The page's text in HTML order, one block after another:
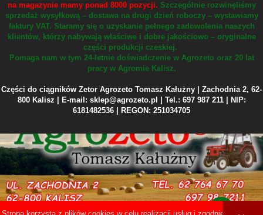
na magazynie mamy ponad 8000 pozycji. Szczególnie rozwinęliśmy
sprzedaż wysyłkową – dostawa na drugi dzień roboczy – wystawiamy
faktury VAT. Staramy się o uzyskanie pełnego zadowolenia naszych
klientów, którzy nabywają właściwe i dobre jakościowo – oryginalne
części produkcji czeskiej.
Pomaga nam w tym 24-letnie doświadczenie w Agrozeto oraz 20 lat
pracy w Agromie Kalisz.
Części do ciągników Zetor Agrozeto Tomasz Kałużny | Zachodnia 2, 62-
800 Kalisz | E-mail: sklep@agrozeto.pl | Tel.: 697 987 211 | NIP:
6181482536 | REGON: 251034705